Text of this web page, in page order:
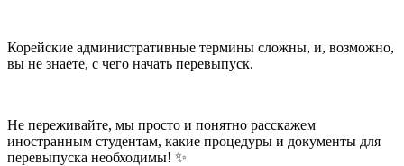
Корейские административные термины сложны, и, возможно,
вы не знаете, с чего начать перевыпуск.
Не переживайте, мы просто и понятно расскажем
иностранным студентам, какие процедуры и документы для
перевыпуска необходимы! ✨